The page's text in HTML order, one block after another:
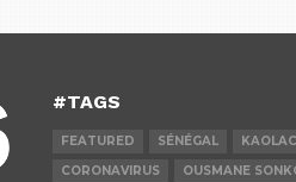
#TAGS
FEATURED SÉNÉGAL
CORONAVIRUS
OUSMANE